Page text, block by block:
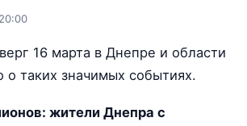
16 марта в Днепре и области
о таких значимых событиях.
жители Днепра с